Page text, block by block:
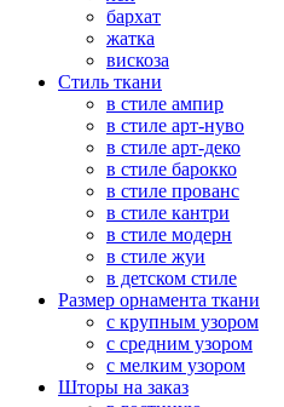
бархат
жатка
вискоза
Стиль ткани
в стиле ампир
в стиле арт-нуво
в стиле арт-деко
в стиле барокко
в стиле прованс
в стиле кантри
в стиле модерн
в стиле жуи
в детском стиле
Размер орнамента ткани
с крупным узором
с средним узором
с мелким узором
Шторы на заказ